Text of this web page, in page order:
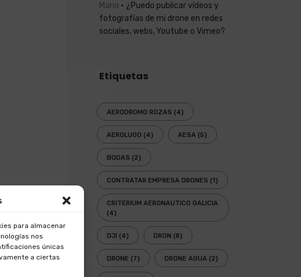
para almacenar
nos
únicas
a ciertas
Mario
¿Puedo publicar vídeos y
fotografías de mi drone en redes
sociales, webs, Youtube o Vimeo?
Etiquetas
AERODROMO ROZAS (4)
AEROLUGO (4) AESA (5)
BODAS (2)
CONTRATAR EMPRESA DRONES (1)
CRITERIUM AERONAUTICO GALICIA
(4)
DJI (4) DRON (8)
DRONE (7) DRONE AGUA (2)